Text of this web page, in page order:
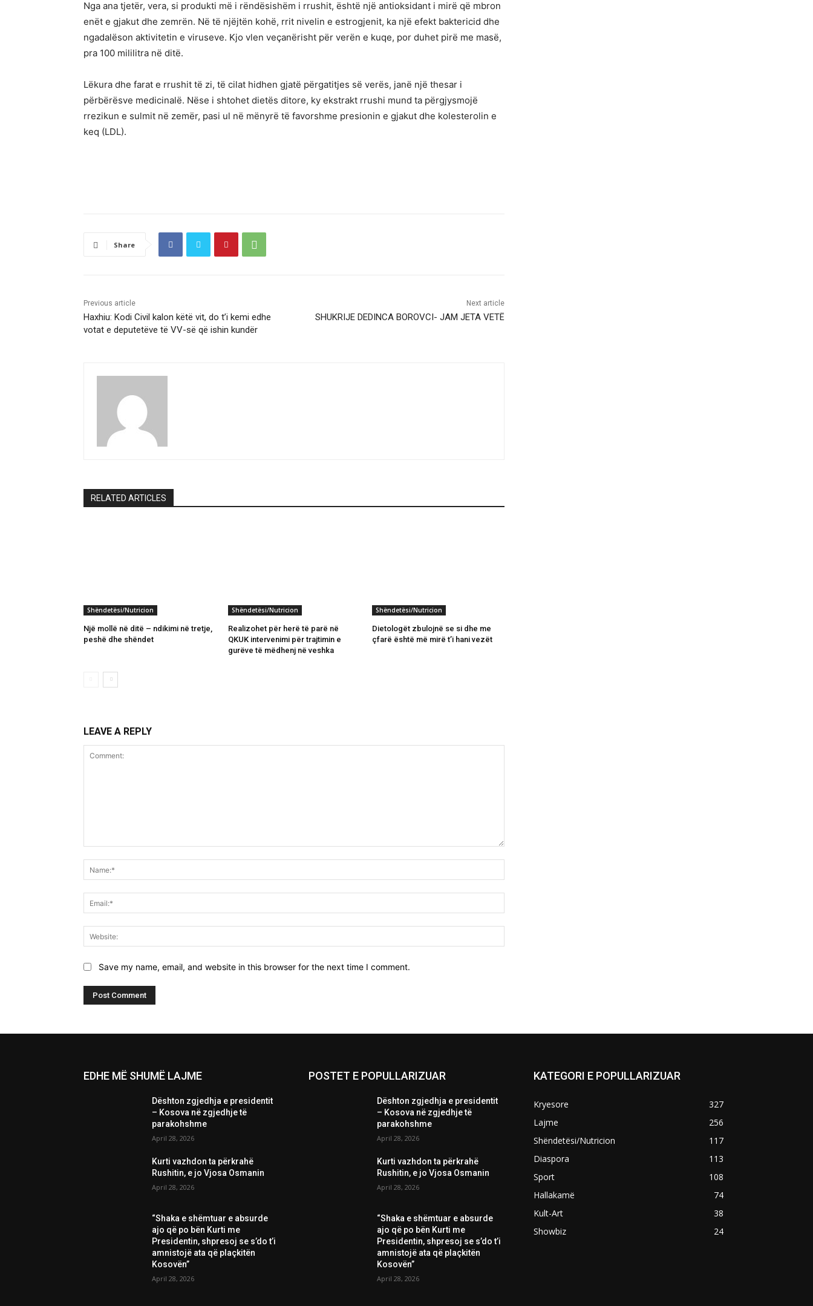
Nga ana tjetër, vera, si produkti më i rëndësishëm i rrushit, është një antioksidant i mirë që mbron
enët e gjakut dhe zemrën. Në të njëjtën kohë, rrit nivelin e estrogjenit, ka një efekt baktericid dhe
ngadalëson aktivitetin e viruseve. Kjo vlen veçanërisht për verën e kuqe, por duhet pirë me masë,
pra 100 mililitra në ditë.
Lëkura dhe farat e rrushit të zi, të cilat hidhen gjatë përgatitjes së verës, janë një thesar i
përbërësve medicinalë. Nëse i shtohet dietës ditore, ky ekstrakt rrushi mund ta përgjysmojë
rrezikun e sulmit në zemër, pasi ul në mënyrë të favorshme presionin e gjakut dhe kolesterolin e
keq (LDL).
Share
Previous article
Haxhiu: Kodi Civil kalon këtë vit, do t’i kemi edhe
votat e deputetëve të VV-së që ishin kundër
Next article
SHUKRIJE DEDINCA BOROVCI- JAM JETA VETË
RELATED ARTICLES
Shëndetësi/Nutricion
Një mollë në ditë – ndikimi në tretje,
peshë dhe shëndet
Shëndetësi/Nutricion
Realizohet për herë të parë në
QKUK intervenimi për trajtimin e
gurëve të mëdhenj në veshka
Shëndetësi/Nutricion
Dietologët zbulojnë se si dhe me
çfarë është më mirë t’i hani vezët
LEAVE A REPLY
Save my name, email, and website in this browser for the next time I comment.
EDHE MË SHUMË LAJME
Dështon zgjedhja e presidentit
– Kosova në zgjedhje të
parakohshme
April 28, 2026
Kurti vazhdon ta përkrahë
Rushitin, e jo Vjosa Osmanin
April 28, 2026
“Shaka e shëmtuar e absurde
ajo që po bën Kurti me
Presidentin, shpresoj se s’do t’i
amnistojë ata që plaçkitën
Kosovën”
April 28, 2026
POSTET E POPULLARIZUAR
Dështon zgjedhja e presidentit
– Kosova në zgjedhje të
parakohshme
April 28, 2026
Kurti vazhdon ta përkrahë
Rushitin, e jo Vjosa Osmanin
April 28, 2026
“Shaka e shëmtuar e absurde
ajo që po bën Kurti me
Presidentin, shpresoj se s’do t’i
amnistojë ata që plaçkitën
Kosovën”
April 28, 2026
KATEGORI E POPULLARIZUAR
Kryesore
327
Lajme
256
Shëndetësi/Nutricion
117
Diaspora
113
Sport
108
Hallakamë
74
Kult-Art
38
Showbiz
24